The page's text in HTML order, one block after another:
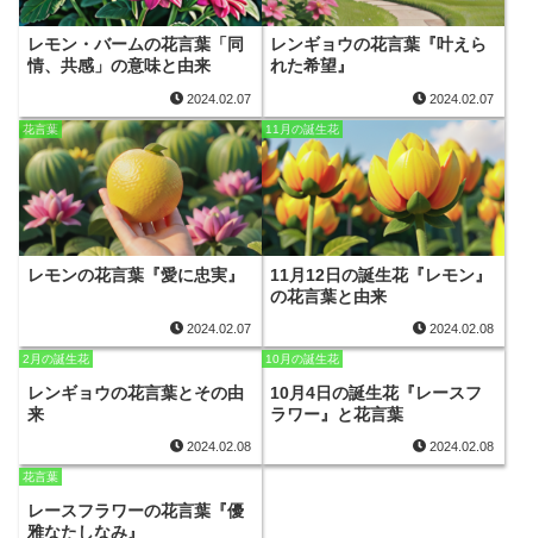
レモン・バームの花言葉「同
情、共感」の意味と由来
2024.02.07
レンギョウの花言葉『叶えら
れた希望』
2024.02.07
花言葉
レモンの花言葉『愛に忠実』
2024.02.07
11月の誕生花
11月12日の誕生花『レモン』
の花言葉と由来
2024.02.08
2月の誕生花
レンギョウの花言葉とその由
来
2024.02.08
10月の誕生花
10月4日の誕生花『レースフ
ラワー』と花言葉
2024.02.08
花言葉
レースフラワーの花言葉『優
雅なたしなみ』